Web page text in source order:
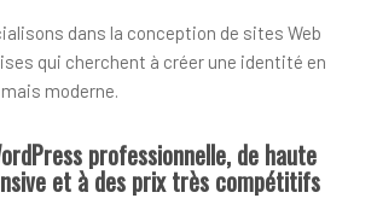
dans la conception de sites Web
qui cherchent à créer une identité en
moderne.
professionnelle, de haute
et à des prix très compétitifs